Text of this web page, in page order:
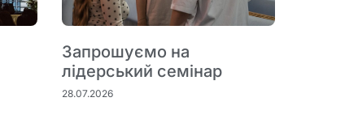
Запрошуємо на
лідерський семінар
28.07.2026